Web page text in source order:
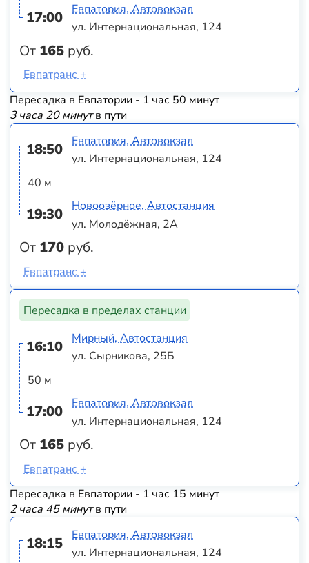
17:00
От 165 руб.
Евпатория, Автовокзал
ул. Интернациональная, 124
Евпатранс +
Пересадка в Евпатории - 1 час 50 минут
3 часа 20 минутв пути
18:50
40 м
19:30
От 170 руб.
Евпатория, Автовокзал
ул. Интернациональная, 124
Новоозёрное, Автостанция
ул. Молодёжная, 2А
Евпатранс +
Пересадка в пределах станции
16:10
50 м
17:00
От 165 руб.
Мирный, Автостанция
ул. Сырникова, 25Б
Евпатория, Автовокзал
ул. Интернациональная, 124
Евпатранс +
Пересадка в Евпатории - 1 час 15 минут
2 часа 45 минутв пути
18:15
Евпатория, Автовокзал
ул. Интернациональная, 124